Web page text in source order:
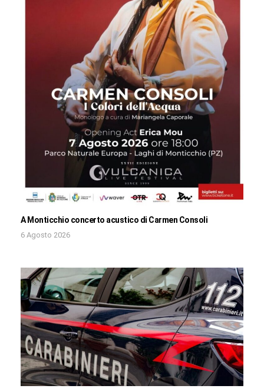
A Monticchio concerto acustico di Carmen Consoli
6 Agosto 2026